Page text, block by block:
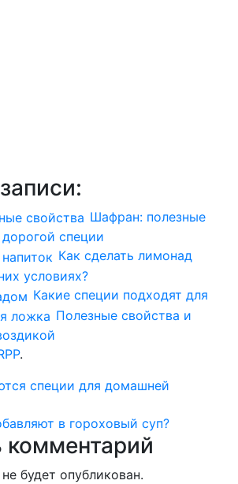
Шафран: полезные
специи
Как сделать лимонад
условиях?
Какие специи подходят для
Полезные свойства и
.
специи для домашней
в гороховый суп?
комментарий
будет опубликован.